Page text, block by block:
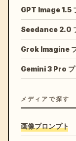
GPT Image 1.5
Seedance 2.0
Grok Imagine
Gemini 3 Pro プ
メディアで探す
画像プロンプト